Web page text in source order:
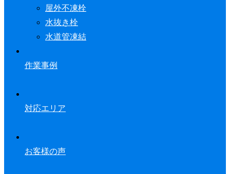
屋外不凍栓
水抜き栓
水道管凍結
作業事例
対応エリア
お客様の声